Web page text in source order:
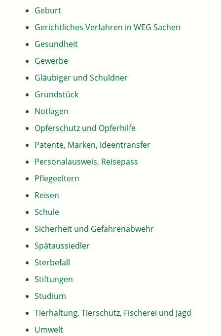
Geburt
Gerichtliches Verfahren in WEG Sachen
Gesundheit
Gewerbe
Gläubiger und Schuldner
Grundstück
Notlagen
Opferschutz und Opferhilfe
Patente, Marken, Ideentransfer
Personalausweis, Reisepass
Pflegeeltern
Reisen
Schule
Sicherheit und Gefahrenabwehr
Spätaussiedler
Sterbefall
Stiftungen
Studium
Tierhaltung, Tierschutz, Fischerei und Jagd
Umwelt